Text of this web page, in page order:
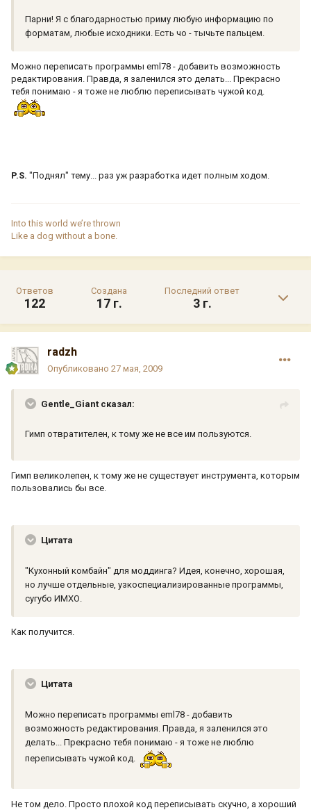
Парни! Я с благодарностью приму любую информацию по
форматам, любые исходники. Есть чо - тычьте пальцем.
Можно переписать программы eml78 - добавить возможность
редактирования. Правда, я заленился это делать... Прекрасно
тебя понимаю - я тоже не люблю переписывать чужой код.
P.S. "Поднял" тему... раз уж разработка идет полным ходом.
Into this world we’re thrown
Like a dog without a bone.
Ответов
122
Создана
17 г.
Последний ответ
3 г.
radzh
Опубликовано 27 мая, 2009
Gentle_Giant сказал:
Гимп отвратителен, к тому же не все им пользуются.
Гимп великолепен, к тому же не существует инструмента, которым
пользовались бы все.
Цитата
"Кухонный комбайн" для моддинга? Идея, конечно, хорошая,
но лучше отдельные, узкоспециализированные программы,
сугубо ИМХО.
Как получится.
Цитата
Можно переписать программы eml78 - добавить
возможность редактирования. Правда, я заленился это
делать... Прекрасно тебя понимаю - я тоже не люблю
переписывать чужой код.
Не том дело. Просто плохой код переписывать скучно, а хороший